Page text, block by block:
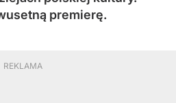
premierę.